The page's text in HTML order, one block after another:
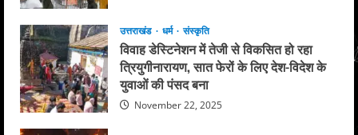
उत्तराखंड धर्म संस्कृति
विवाह डेस्टिनेशन में तेजी से विकसित हो रहा
त्रियुगीनारायण, सात फेरों के लिए देश-विदेश के
युवाओं की पंसद बना
November 22, 2025